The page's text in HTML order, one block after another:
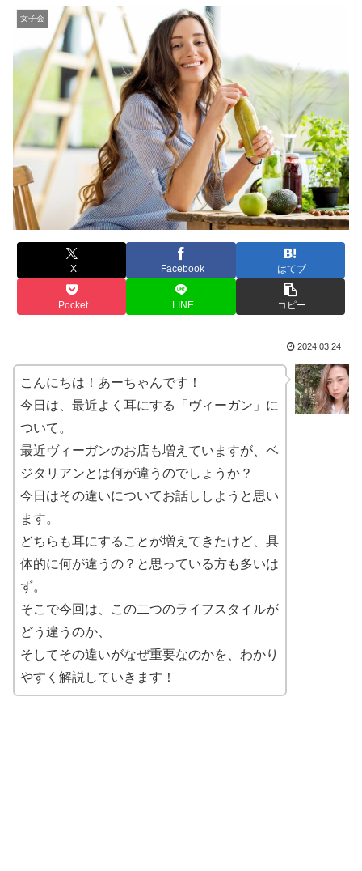
女子会
X Facebook はてブ
Pocket LINE コピー
2024.03.24
こんにちは！あーちゃんです！
今日は、最近よく耳にする「ヴィーガン」に
ついて。
最近ヴィーガンのお店も増えていますが、ベ
ジタリアンとは何が違うのでしょうか？
今日はその違いについてお話ししようと思い
ます。
どちらも耳にすることが増えてきたけど、具
体的に何が違うの？と思っている方も多いは
ず。
そこで今回は、この二つのライフスタイルが
どう違うのか、
そしてその違いがなぜ重要なのかを、わかり
やすく解説していきます！